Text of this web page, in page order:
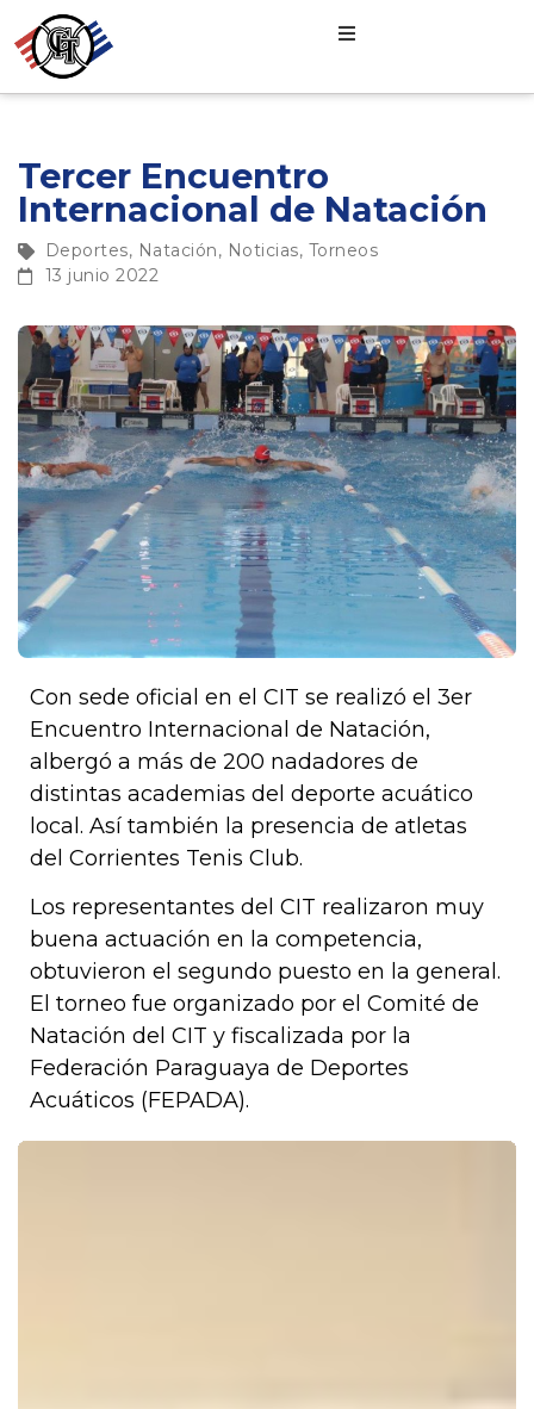
Tercer Encuentro
Internacional de Natación
Deportes, Natación, Noticias, Torneos
13 junio 2022
Con sede oficial en el CIT se realizó el 3er
Encuentro Internacional de Natación,
albergó a más de 200 nadadores de
distintas academias del deporte acuático
local. Así también la presencia de atletas
del Corrientes Tenis Club.
Los representantes del CIT realizaron muy
buena actuación en la competencia,
obtuvieron el segundo puesto en la general.
El torneo fue organizado por el Comité de
Natación del CIT y fiscalizada por la
Federación Paraguaya de Deportes
Acuáticos (FEPADA).